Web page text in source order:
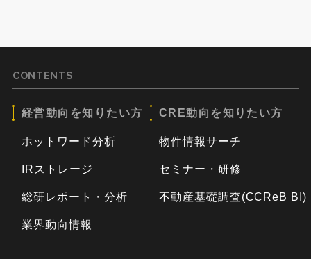
CONTENTS
経営動向を知りたい方
ホットワード分析
IRストレージ
総研レポート・分析
業界動向情報
CRE動向を知りたい方
物件情報サーチ
セミナー・研修
不動産基礎調査(CCReB BI)